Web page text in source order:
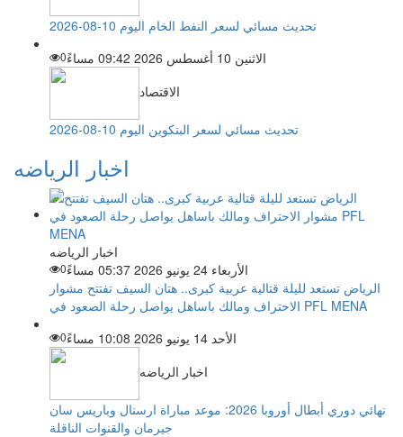
تحديث مسائي لسعر النفط الخام اليوم 10-08-2026
الاثنين 10 أغسطس 2026 09:42 مساءً
0
الاقتصاد
تحديث مسائي لسعر البتكوين اليوم 10-08-2026
اخبار الرياضه
اخبار الرياضه
الأربعاء 24 يونيو 2026 05:37 مساءً
0
الرياض تستعد لليلة قتالية عربية كبرى.. هتان السيف تفتتح مشوار
الاحتراف ومالك باساهل يواصل رحلة الصعود في PFL MENA
الأحد 14 يونيو 2026 10:08 مساءً
0
اخبار الرياضه
نهائي دوري أبطال أوروبا 2026: موعد مباراة ارسنال وباريس سان
جيرمان والقنوات الناقلة